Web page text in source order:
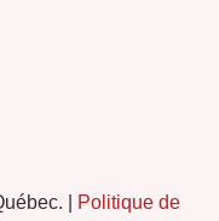
| Politique de